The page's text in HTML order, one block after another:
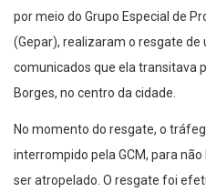
por meio do Grupo Especial de
(Gepar), realizaram o resgate de
comunicados que ela transitava
Borges, no centro da cidade.
No momento do resgate, o
interrompido pela GCM, para
ser atropelado. O resgate foi